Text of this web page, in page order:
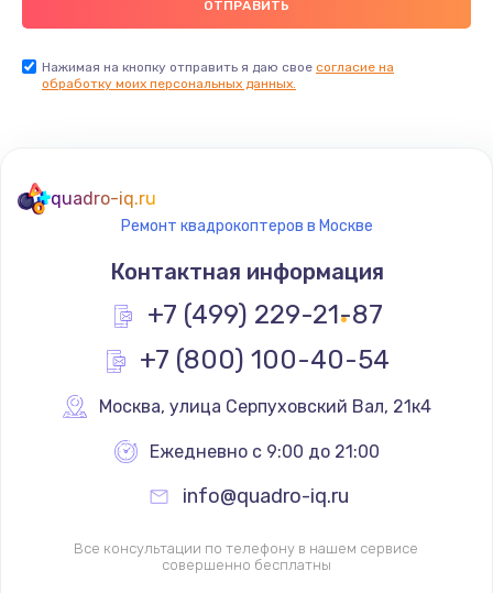
Заказать
Замена термостата
1200 руб.
Заказать
Замена реле
Замена термопредохранителя
700 руб.
Заказать
Нажимая на кнопку отправить я даю свое согласие на
обработку моих персональных данных.
quadro-iq.ru
Ремонт квадрокоптеров в Москве
Контактная информация
+7 (499) 229-21-87
+7 (800) 100-40-54
Москва, улица Серпуховский Вал, 21к4
Ежедневно с 9:00 до 21:00
info@quadro-iq.ru
Все консультации по телефону в нашем сервисе
совершенно бесплатны